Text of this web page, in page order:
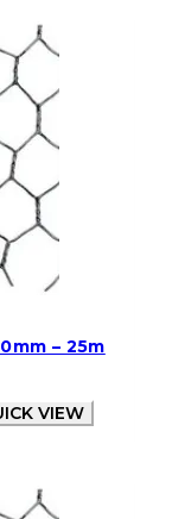
– 25m
VIEW